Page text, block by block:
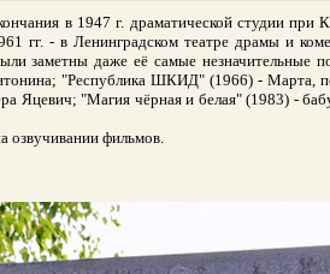
в 1947 г. драматической студии при
гг. - в Ленинградском театре драмы и
заметны даже её самые незначительные
"Республика ШКИД" (1966) - Марта,
Яцевич; "Магия чёрная и белая" (1983) -
озвучивании фильмов.